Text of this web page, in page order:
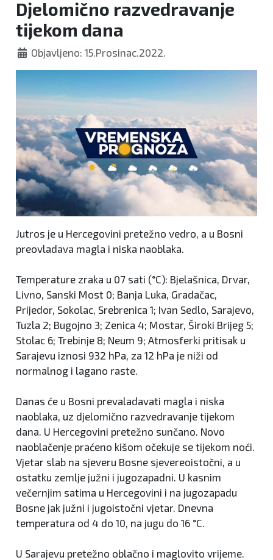
Djelomično razvedravanje
tijekom dana
Objavljeno: 15.Prosinac.2022.
Jutros je u Hercegovini pretežno vedro, a u Bosni
preovladava magla i niska naoblaka.
Temperature zraka u 07 sati (°C): Bjelašnica, Drvar,
Livno, Sanski Most 0; Banja Luka, Gradačac,
Prijedor, Sokolac, Srebrenica 1; Ivan Sedlo, Sarajevo,
Tuzla 2; Bugojno 3; Zenica 4; Mostar, Široki Brijeg 5;
Stolac 6; Trebinje 8; Neum 9; Atmosferki pritisak u
Sarajevu iznosi 932 hPa, za 12 hPa je niži od
normalnog i lagano raste.
Danas će u Bosni prevaladavati magla i niska
naoblaka, uz djelomično razvedravanje tijekom
dana. U Hercegovini pretežno sunčano. Novo
naoblačenje praćeno kišom očekuje se tijekom noći.
Vjetar slab na sjeveru Bosne sjevereoistočni, a u
ostatku zemlje južni i jugozapadni. U kasnim
večernjim satima u Hercegovini i na jugozapadu
Bosne jak južni i jugoistočni vjetar. Dnevna
temperatura od 4 do 10, na jugu do 16 °C.
U Sarajevu pretežno oblačno i maglovito vrijeme.